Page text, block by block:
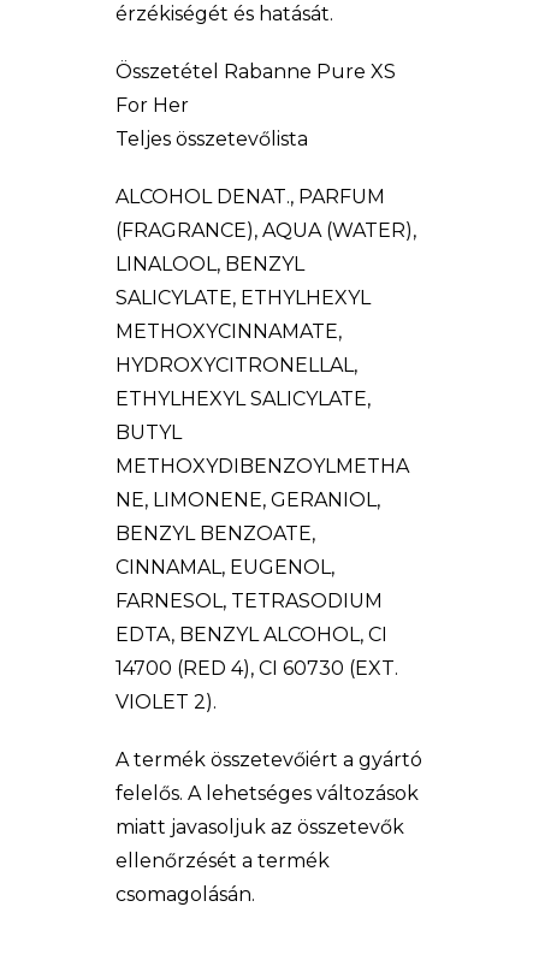
érzékiségét és hatását.
Összetétel Rabanne Pure XS
For Her
Teljes összetevőlista
ALCOHOL DENAT., PARFUM
(FRAGRANCE), AQUA (WATER),
LINALOOL, BENZYL
SALICYLATE, ETHYLHEXYL
METHOXYCINNAMATE,
HYDROXYCITRONELLAL,
ETHYLHEXYL SALICYLATE,
BUTYL
METHOXYDIBENZOYLMETHA
NE, LIMONENE, GERANIOL,
BENZYL BENZOATE,
CINNAMAL, EUGENOL,
FARNESOL, TETRASODIUM
EDTA, BENZYL ALCOHOL, CI
14700 (RED 4), CI 60730 (EXT.
VIOLET 2).
A termék összetevőiért a gyártó
felelős. A lehetséges változások
miatt javasoljuk az összetevők
ellenőrzését a termék
csomagolásán.